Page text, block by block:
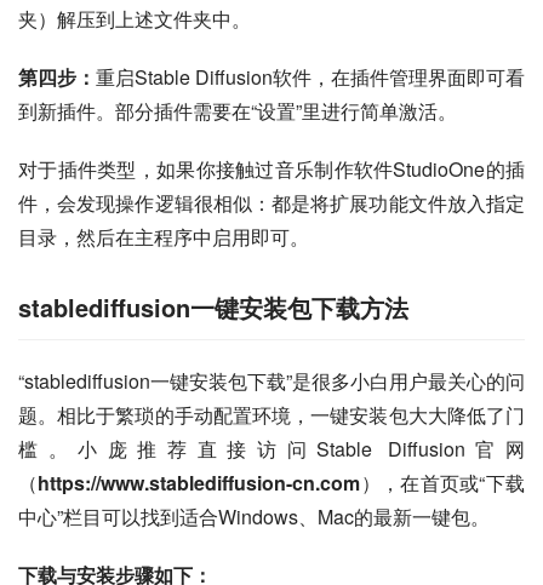
夹）解压到上述文件夹中。
第四步： 重启Stable Diffusion软件，在插件管理界面即可看
到新插件。部分插件需要在“设置”里进行简单激活。
对于插件类型，如果你接触过音乐制作软件StudioOne的插
件，会发现操作逻辑很相似：都是将扩展功能文件放入指定
目录，然后在主程序中启用即可。
stablediffusion一键安装包下载方法
“stablediffusion一键安装包下载”是很多小白用户最关心的问
题。相比于繁琐的手动配置环境，一键安装包大大降低了门
槛。小庞推荐直接访问Stable Diffusion官网
（https://www.stablediffusion-cn.com），在首页或“下载
中心”栏目可以找到适合Windows、Mac的最新一键包。
下载与安装步骤如下：